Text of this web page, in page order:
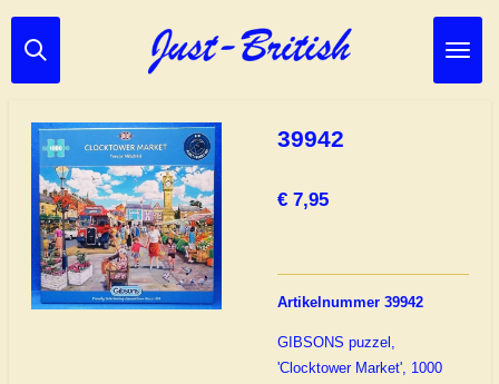
Ga
direct
hoofdinhoud
39942
€ 7,95
Artikelnummer 39942
GIBSONS puzzel,
'Clocktower Market', 1000